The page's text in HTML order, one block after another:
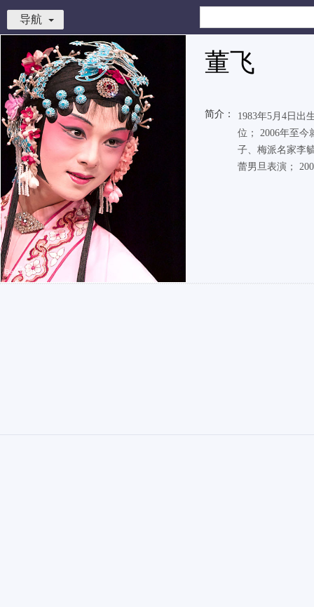
导航
董飞
简介：
1983年5月4日出
位； 2006年至今
子、梅派名家李
蕾男旦表演；